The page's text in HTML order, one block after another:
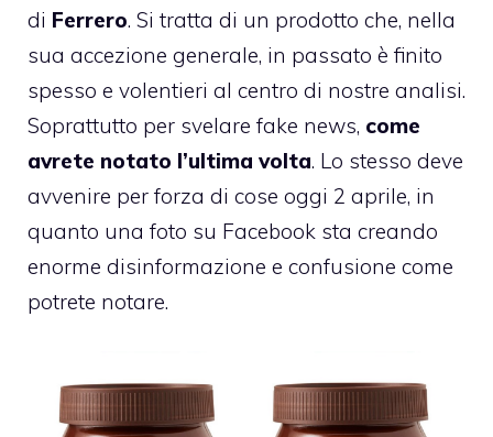
di Ferrero. Si tratta di un prodotto che, nella
sua accezione generale, in passato è finito
spesso e volentieri al centro di nostre analisi.
Soprattutto per svelare fake news, come
avrete notato l’ultima volta. Lo stesso deve
avvenire per forza di cose oggi 2 aprile, in
quanto una foto su Facebook sta creando
enorme disinformazione e confusione come
potrete notare.